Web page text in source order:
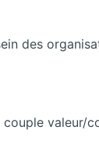
des
valeur/